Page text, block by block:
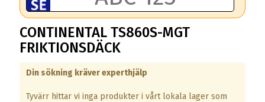
CONTINENTAL TS860S-MGT
FRIKTIONSDÄCK
Din sökning kräver experthjälp
Tyvärr hittar vi inga produkter i vårt lokala lager som